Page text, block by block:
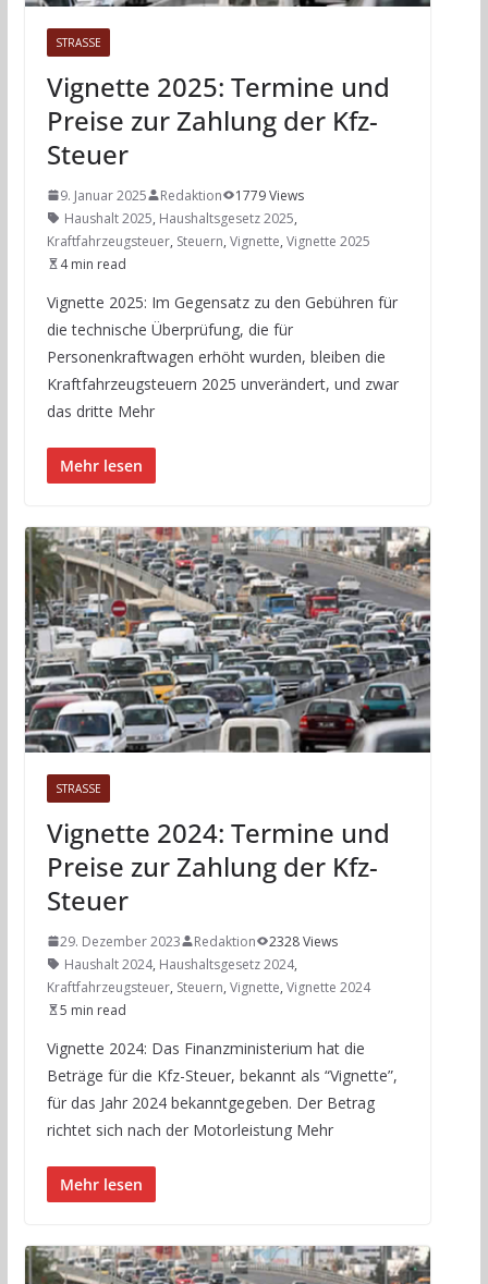
STRASSE
Vignette 2025: Termine und
Preise zur Zahlung der Kfz-
Steuer
9. Januar 2025 Redaktion
1779 Views
Haushalt 2025, Haushaltsgesetz 2025,
Kraftfahrzeugsteuer, Steuern, Vignette, Vignette 2025
4 min read
Vignette 2025: Im Gegensatz zu den Gebühren für
die technische Überprüfung, die für
Personenkraftwagen erhöht wurden, bleiben die
Kraftfahrzeugsteuern 2025 unverändert, und zwar
das dritte Mehr
Mehr lesen
STRASSE
Vignette 2024: Termine und
Preise zur Zahlung der Kfz-
Steuer
29. Dezember 2023 Redaktion
2328 Views
Haushalt 2024, Haushaltsgesetz 2024,
Kraftfahrzeugsteuer, Steuern, Vignette, Vignette 2024
5 min read
Vignette 2024: Das Finanzministerium hat die
Beträge für die Kfz-Steuer, bekannt als “Vignette”,
für das Jahr 2024 bekanntgegeben. Der Betrag
richtet sich nach der Motorleistung Mehr
Mehr lesen